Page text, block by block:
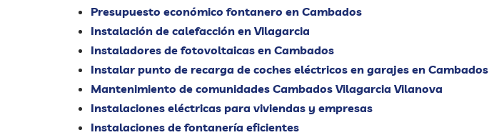
Presupuesto económico fontanero en Cambados
Instalación de calefacción en Vilagarcia
Instaladores de fotovoltaicas en Cambados
Instalar punto de recarga de coches eléctricos en garajes en Cambados
Mantenimiento de comunidades Cambados Vilagarcia Vilanova
Instalaciones eléctricas para viviendas y empresas
Instalaciones de fontanería eficientes